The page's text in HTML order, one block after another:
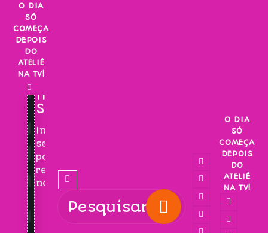
Skip
content
O DIA
SÓ
COMEÇA
DEPOIS
DO
ATELIÊ
NA TV!
INSCREVA-
SE!
Inscreva-
se
para
receber
novidades!
O DIA
SÓ
COMEÇA
DEPOIS
DO
ATELIÊ
NA TV!